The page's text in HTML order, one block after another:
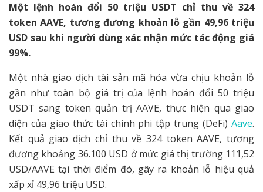
Một lệnh hoán đổi 50 triệu USDT chỉ thu về 324
token AAVE, tương đương khoản lỗ gần 49,96 triệu
USD sau khi người dùng xác nhận mức tác động giá
99%.
Một nhà giao dịch tài sản mã hóa vừa chịu khoản lỗ
gần như toàn bộ giá trị của lệnh hoán đổi 50 triệu
USDT sang token quản trị AAVE, thực hiện qua giao
diện của giao thức tài chính phi tập trung (DeFi) Aave.
Kết quả giao dịch chỉ thu về 324 token AAVE, tương
đương khoảng 36.100 USD ở mức giá thị trường 111,52
USD/AAVE tại thời điểm đó, gây ra khoản lỗ hiệu quả
xấp xỉ 49,96 triệu USD.